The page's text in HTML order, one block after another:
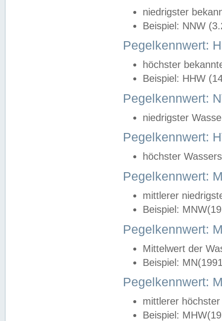
niedrigster
Beispiel: NNW
Pegelkennwert:
höchster
Beispiel: HHW
Pegelkennwert:
niedrigster
Pegelkennwert:
höchster
Pegelkennwert:
mittlerer
Beispiel:
Pegelkennwert:
Mittelwert der
Beispiel:
Pegelkennwert:
mittlerer
Beispiel: